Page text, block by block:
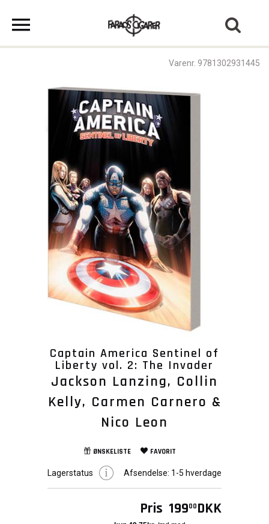
Varenr. 9781302931445
Captain America Sentinel of
Liberty vol. 2: The Invader
Jackson Lanzing, Collin
Kelly, Carmen Carnero &
Nico Leon
ØNSKELISTE FAVORIT
Lagerstatus Afsendelse: 1-5 hverdage
Pris 19900 DKK